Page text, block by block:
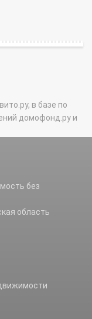
в базе по
домофонд.ру и
без
область